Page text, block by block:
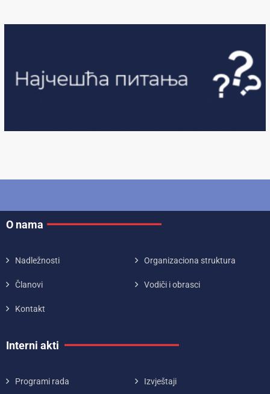
O nama
Nadležnosti Organizaciona struktura
Članovi Vodiči i obrasci
Kontakt
Interni akti
Programi rada Izvještaji